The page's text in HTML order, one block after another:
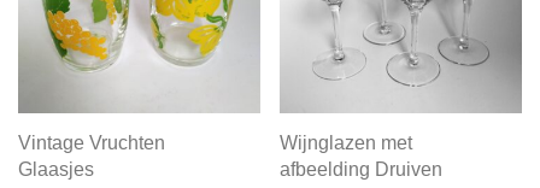
Vintage Vruchten
Glaasjes
Wijnglazen met
afbeelding Druiven